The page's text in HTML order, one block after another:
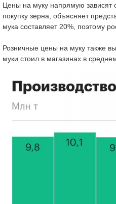
Цены на муку напрямую зависят
покупку зерна, объясняет
мука составляет 20%, поэтому
Розничные цены на муку также
муки стоил в магазинах в